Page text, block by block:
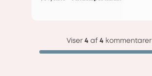
Viser 4af 4kommentarer